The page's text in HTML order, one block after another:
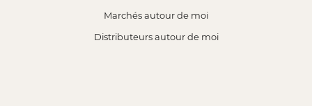
Marchés autour de moi
Distributeurs autour de moi